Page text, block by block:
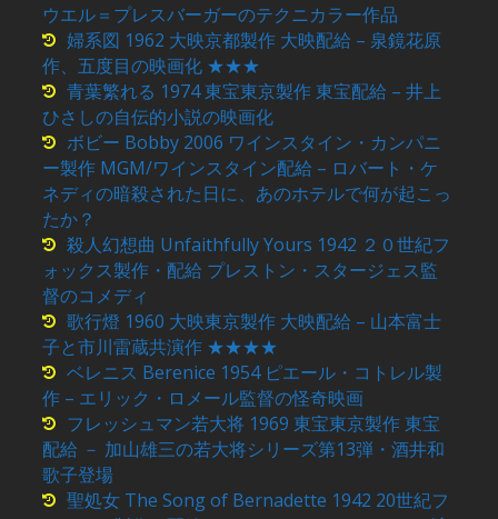
ウエル＝プレスバーガーのテクニカラー作品
婦系図 1962 大映京都製作 大映配給 – 泉鏡花原
作、五度目の映画化 ★★★
青葉繁れる 1974 東宝東京製作 東宝配給 – 井上
ひさしの自伝的小説の映画化
ボビー Bobby 2006 ワインスタイン・カンパニ
ー製作 MGM/ワインスタイン配給 – ロバート・ケ
ネディの暗殺された日に、あのホテルで何が起こっ
たか？
殺人幻想曲 Unfaithfully Yours 1942 ２０世紀フ
ォックス製作・配給 プレストン・スタージェス監
督のコメディ
歌行燈 1960 大映東京製作 大映配給 – 山本富士
子と市川雷蔵共演作 ★★★★
ベレニス Berenice 1954 ピエール・コトレル製
作 – エリック・ロメール監督の怪奇映画
フレッシュマン若大将 1969 東宝東京製作 東宝
配給 － 加山雄三の若大将シリーズ第13弾・酒井和
歌子登場
聖処女 The Song of Bernadette 1942 20世紀フ